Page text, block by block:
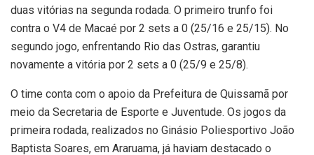
duas vitórias na segunda rodada. O primeiro trunfo foi
contra o V4 de Macaé por 2 sets a 0 (25/16 e 25/15). No
segundo jogo, enfrentando Rio das Ostras, garantiu
novamente a vitória por 2 sets a 0 (25/9 e 25/8).
O time conta com o apoio da Prefeitura de Quissamã por
meio da Secretaria de Esporte e Juventude. Os jogos da
primeira rodada, realizados no Ginásio Poliesportivo João
Baptista Soares, em Araruama, já haviam destacado o